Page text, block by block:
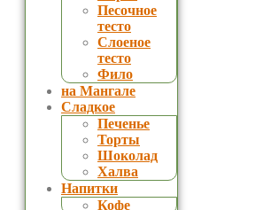
Песочное
тесто
Слоеное
тесто
Фило
на Мангале
Сладкое
Печенье
Торты
Шоколад
Халва
Напитки
Кофе